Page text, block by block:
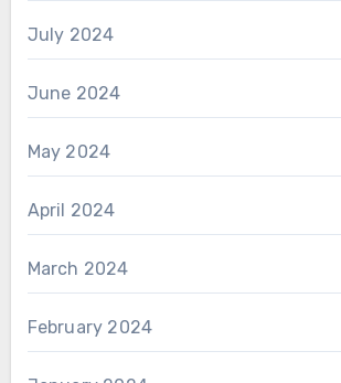
July 2024
June 2024
May 2024
April 2024
March 2024
February 2024